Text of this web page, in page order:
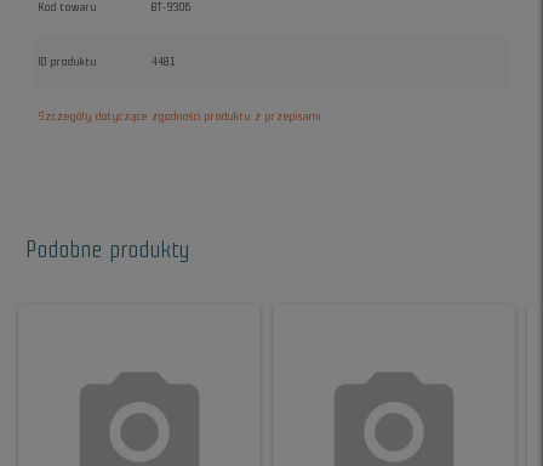
Kod towaru BT-9306
ID produktu 4481
Szczegóły dotyczące zgodności produktu z przepisami
Podobne produkty